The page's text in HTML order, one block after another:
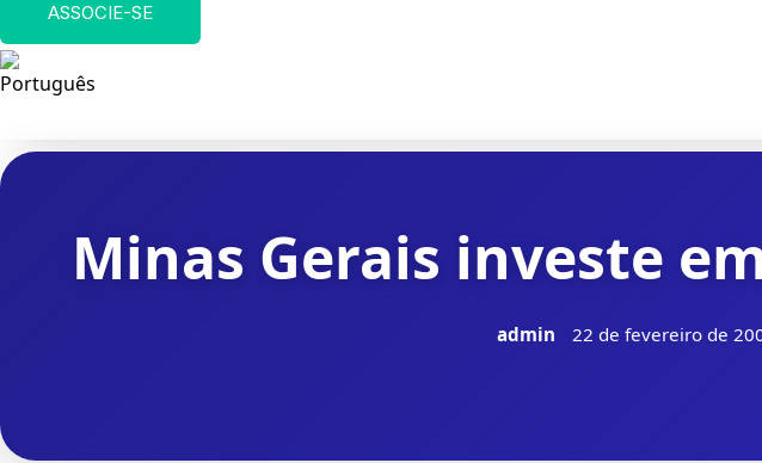
ASSOCIE-SE
Minas Gerais investe
admin 22 de fevereiro de